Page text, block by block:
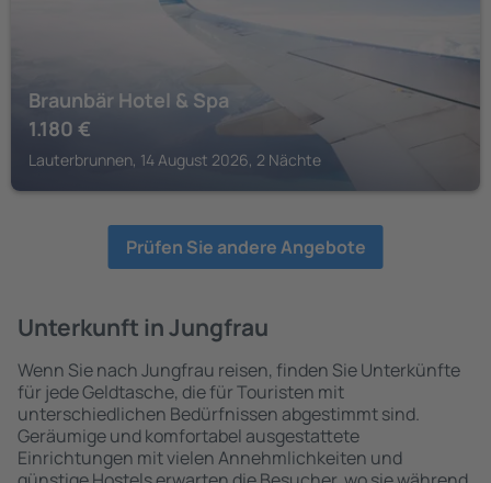
Braunbär Hotel & Spa
1.180 €
Lauterbrunnen, 14 August 2026, 2 Nächte
Prüfen Sie andere Angebote
Unterkunft in Jungfrau
Wenn Sie nach Jungfrau reisen, finden Sie Unterkünfte
für jede Geldtasche, die für Touristen mit
unterschiedlichen Bedürfnissen abgestimmt sind.
Geräumige und komfortabel ausgestattete
Einrichtungen mit vielen Annehmlichkeiten und